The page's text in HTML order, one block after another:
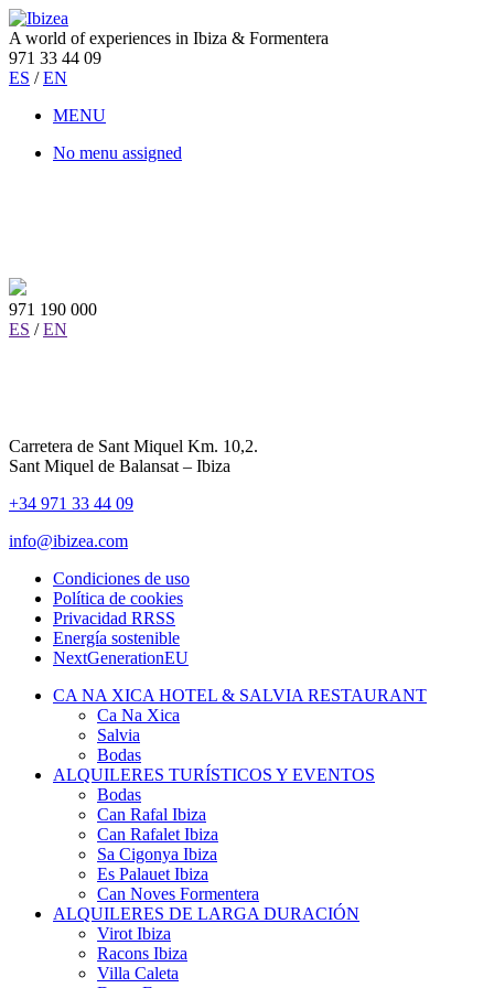
A world of experiences in Ibiza & Formentera
971 33 44 09
ES / EN
MENU
No menu assigned
971 190 000
ES / EN
Carretera de Sant Miquel Km. 10,2.
Sant Miquel de Balansat – Ibiza
+34 971 33 44 09
info@ibizea.com
Condiciones de uso
Política de cookies
Privacidad RRSS
Energía sostenible
NextGenerationEU
CA NA XICA HOTEL & SALVIA RESTAURANT
Ca Na Xica
Salvia
Bodas
ALQUILERES TURÍSTICOS Y EVENTOS
Bodas
Can Rafal Ibiza
Can Rafalet Ibiza
Sa Cigonya Ibiza
Es Palauet Ibiza
Can Noves Formentera
ALQUILERES DE LARGA DURACIÓN
Virot Ibiza
Racons Ibiza
Villa Caleta